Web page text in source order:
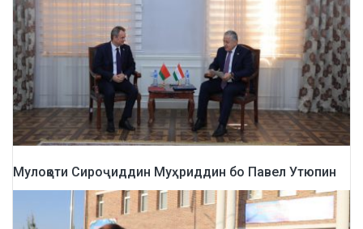
Мулоқоти Сироҷиддин Муҳриддин бо Павел Утюпин